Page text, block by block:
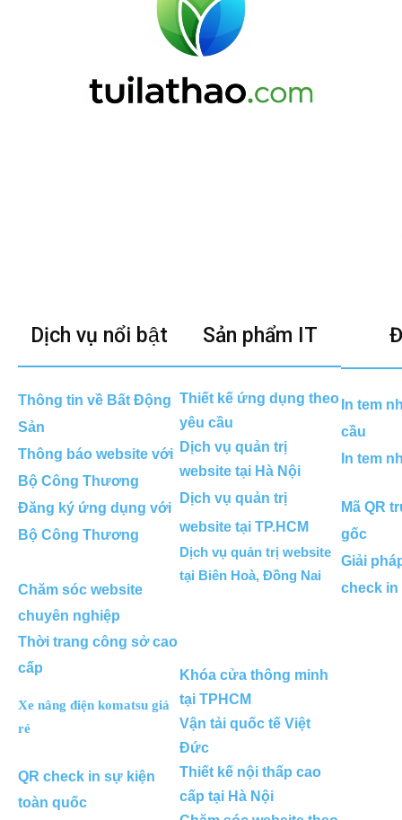
Dịch vụ nổi bật
Thông tin về Bất Động
Sản
Thông báo website với
Bộ Công Thương
Đăng ký ứng dụng với
Bộ Công Thương
Chăm sóc website
chuyên nghiệp
Thời trang công sở cao
cấp
Xe nâng điện komatsu giá
rẻ
QR check in sự kiện
toàn quốc
Sản phẩm IT
Thiết kế ứng dụng theo
yêu cầu
Dịch vụ quản trị
website tại Hà Nội
Dịch vụ quản trị
website tại TP.HCM
Dịch vụ quản trị website
tại Biên Hoà, Đồng Nai
Khóa cửa thông minh
tại TPHCM
Vận tải quốc tế Việt
Đức
Thiết kế nội thấp cao
cấp tại Hà Nội
In tem
cầu
In tem
Mã QR
gốc
Giải
check